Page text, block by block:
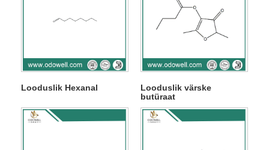
Looduslik Hexanal
Looduslik värske
butüraat